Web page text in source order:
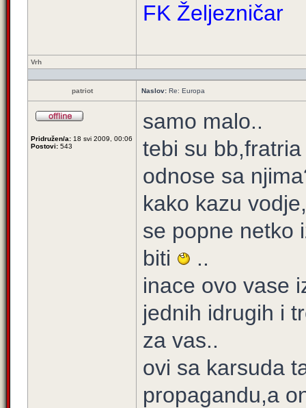
FK Željezničar
Vrh
patriot Naslov: Re: Europa
Pridružen/a: 18 svi 2009, 00:06
Postovi: 543
samo malo..
tebi su
odnose sa
kako kazu
se popne netko
biti
..
inace ovo vase
jednih idrugih i
za vas..
ovi sa karsuda
propagandu,a